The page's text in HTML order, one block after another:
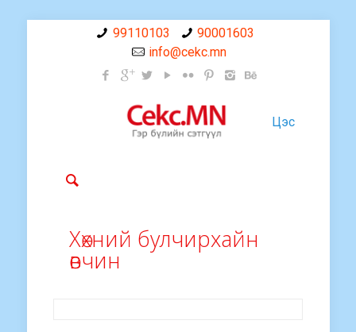
99110103
90001603
info@cekc.mn
Цэс
Хөхний булчирхайн
өвчин